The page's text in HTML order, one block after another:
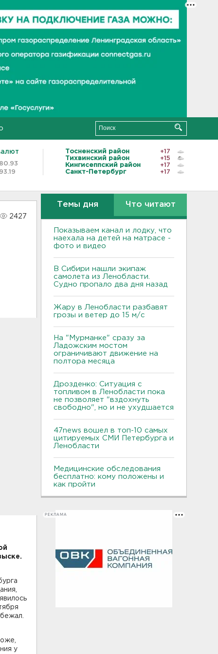
80.93
93.19
Тосненский район
+17
Тихвинский район
+15
Кингисеппский район
+17
Санкт-Петербург
+17
2427
у
Темы дня Что читают
Показываем канал и лодку, что
наехала на детей на матрасе -
фото и видео
В Сибири нашли экипаж
самолета из Ленобласти.
Судно пропало два дня назад
Жару в Ленобласти разбавят
грозы и ветер до 15 м/с
На "Мурманке" сразу за
Ладожским мостом
ограничивают движение на
полтора месяца
Дрозденко: Ситуация с
топливом в Ленобласти пока
не позволяет "вздохнуть
свободно", но и не ухудшается
47news вошел в топ-10 самых
цитируемых СМИ Петербурга и
Ленобласти
Медицинские обследования
бесплатно: кому положены и
как пройти
РЕКЛАМА